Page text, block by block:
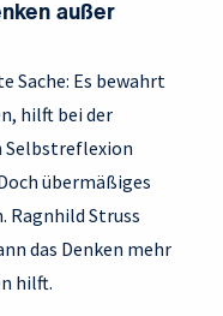
außer
Sache: Es bewahrt
hilft bei der
Selbstreflexion
übermäßiges
Ragnhild Struss
das Denken mehr
hilft.